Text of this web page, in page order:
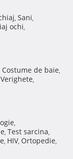
, Sani,
ochi,
Costume de baie,
Verighete,
,
, Test sarcina,
, HIV, Ortopedie,